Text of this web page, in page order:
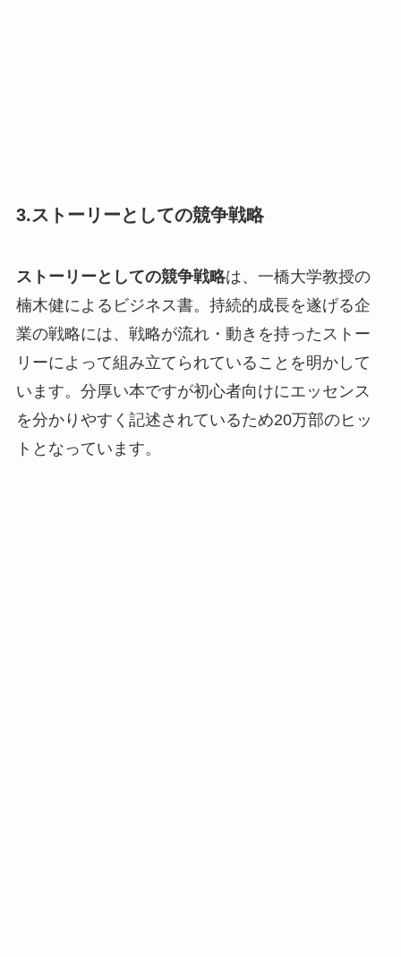
3.ストーリーとしての競争戦略
ストーリーとしての競争戦略は、一橋大学教授の
楠木健によるビジネス書。持続的成長を遂げる企
業の戦略には、戦略が流れ・動きを持ったストー
リーによって組み立てられていることを明かして
います。分厚い本ですが初心者向けにエッセンス
を分かりやすく記述されているため20万部のヒッ
トとなっています。